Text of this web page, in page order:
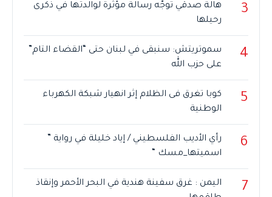
3
هالة صدقي توجّه رسالة مؤثرة لوالدتها في ذكرى
رحيلها
4
سموتريتش: سنبقى في لبنان حتى “القضاء التام”
على حزب الله
5
كوبا تغرق فى الظلام إثر انهيار شبكة الكهرباء
الوطنية
6
رأي الأديب الفلسطيني / إياد خليلة في رواية ”
اسميتها_مسك “
7
اليمن : غرق سفينة هندية في البحر الأحمر وإنقاذ